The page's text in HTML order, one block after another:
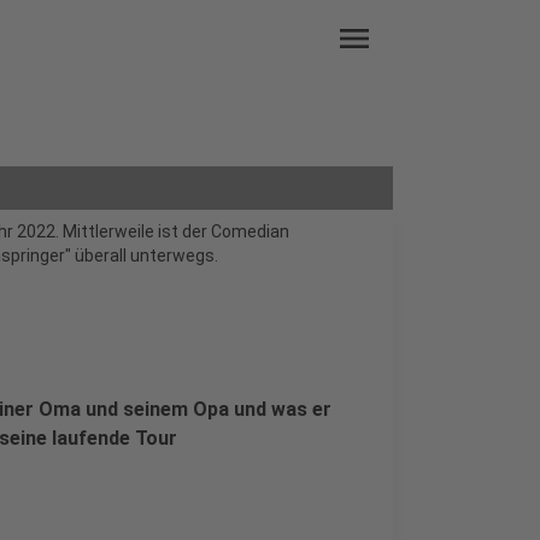
menu
2022. Mittlerweile ist der Comedian
überall unterwegs.
Oma und seinem Opa und was er
laufende Tour